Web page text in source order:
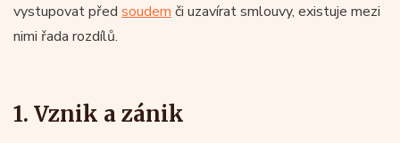
vystupovat před soudem či uzavírat smlouvy, existuje mezi
nimi řada rozdílů.
1. Vznik a zánik